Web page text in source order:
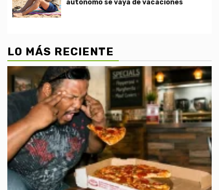
autónomo se vaya de vacaciones
LO MÁS RECIENTE